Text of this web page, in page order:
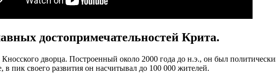
достопримечательностей Крита.
Кносского дворца. Построенный около 2000 года до н.э., он был
пик своего развития он насчитывал до 100 000 жителей.